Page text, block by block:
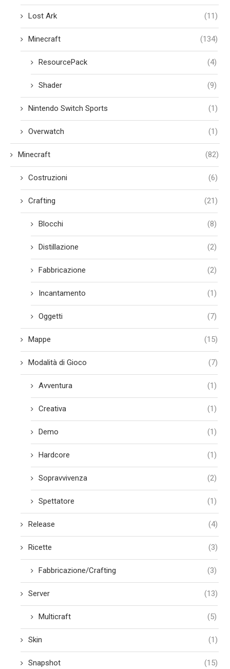
Lost Ark (11)
Minecraft (134)
ResourcePack (4)
Shader (9)
Nintendo Switch Sports (1)
Overwatch (1)
Minecraft (82)
Costruzioni (6)
Crafting (21)
Blocchi (8)
Distillazione (2)
Fabbricazione (2)
Incantamento (1)
Oggetti (7)
Mappe (15)
Modalità di Gioco (7)
Avventura (1)
Creativa (1)
Demo (1)
Hardcore (1)
Sopravvivenza (2)
Spettatore (1)
Release (4)
Ricette (3)
Fabbricazione/Crafting (3)
Server (13)
Multicraft (5)
Skin (1)
Snapshot (15)